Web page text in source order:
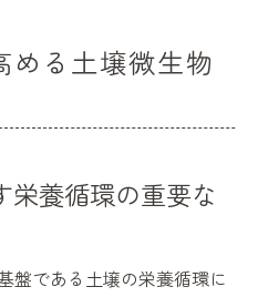
る土壌微生物
栄養循環の重要な
盤である土壌の栄養循環に